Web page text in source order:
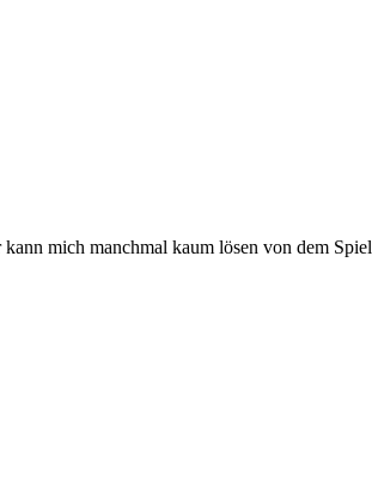
mich manchmal kaum lösen von dem Spiel